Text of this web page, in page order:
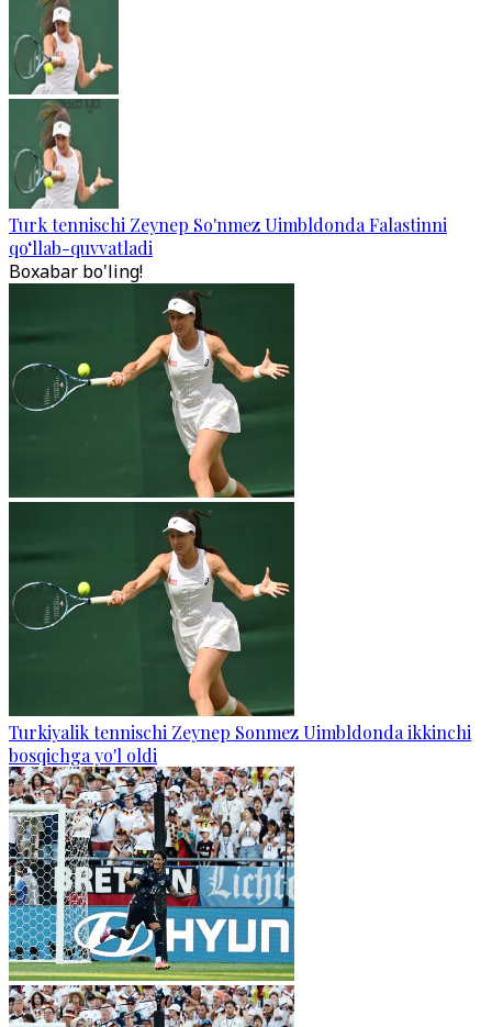
Turk tennischi Zeynep So'nmez Uimbldonda Falastinni
qo‘llab-quvvatladi
Boxabar bo'ling!
Turkiyalik tennischi Zeynep Sonmez Uimbldonda ikkinchi
bosqichga yo'l oldi